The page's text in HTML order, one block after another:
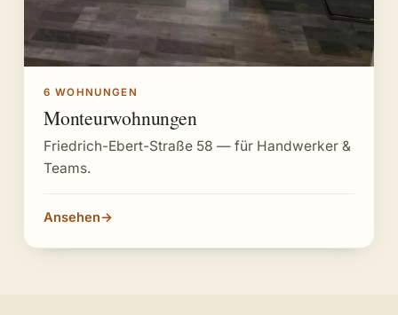
6 WOHNUNGEN
Monteurwohnungen
Friedrich-Ebert-Straße 58 — für Handwerker &
Teams.
Ansehen→